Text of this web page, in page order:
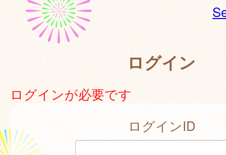
ログイン
ログインが必要です
ログインID